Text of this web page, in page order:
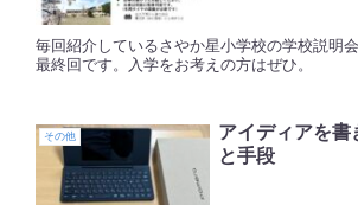
毎回紹介しているさやか星小学校の学校説明
最終回です。入学をお考えの方はぜひ。
その他
アイディアを書
と手段